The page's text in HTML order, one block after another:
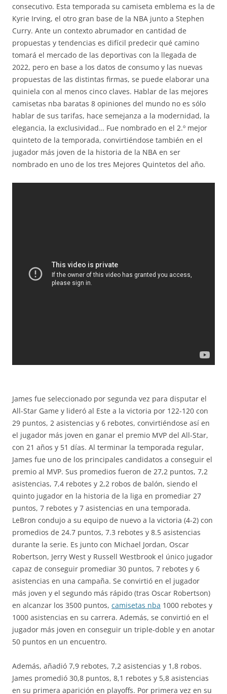
consecutivo. Esta temporada su camiseta emblema es la de
Kyrie Irving, el otro gran base de la NBA junto a Stephen
Curry. Ante un contexto abrumador en cantidad de
propuestas y tendencias es difícil predecir qué camino
tomará el mercado de las deportivas con la llegada de
2022, pero en base a los datos de consumo y las nuevas
propuestas de las distintas firmas, se puede elaborar una
quiniela con al menos cinco claves. Hablar de las mejores
camisetas nba baratas 8 opiniones del mundo no es sólo
hablar de sus tarifas, hace semejanza a la modernidad, la
elegancia, la exclusividad… Fue nombrado en el 2.º mejor
quinteto de la temporada, convirtiéndose también en el
jugador más joven de la historia de la NBA en ser
nombrado en uno de los tres Mejores Quintetos del año.
James fue seleccionado por segunda vez para disputar el
All-Star Game y lideró al Este a la victoria por 122-120 con
29 puntos, 2 asistencias y 6 rebotes, convirtiéndose así en
el jugador más joven en ganar el premio MVP del All-Star,
con 21 años y 51 días. Al terminar la temporada regular,
James fue uno de los principales candidatos a conseguir el
premio al MVP. Sus promedios fueron de 27,2 puntos, 7,2
asistencias, 7,4 rebotes y 2,2 robos de balón, siendo el
quinto jugador en la historia de la liga en promediar 27
puntos, 7 rebotes y 7 asistencias en una temporada.
LeBron condujo a su equipo de nuevo a la victoria (4-2) con
promedios de 24.7 puntos, 7.3 rebotes y 8.5 asistencias
durante la serie. Es junto con Michael Jordan, Oscar
Robertson, Jerry West y Russell Westbrook el único jugador
capaz de conseguir promediar 30 puntos, 7 rebotes y 6
asistencias en una campaña. Se convirtió en el jugador
más joven y el segundo más rápido (tras Oscar Robertson)
en alcanzar los 3500 puntos, camisetas nba 1000 rebotes y
1000 asistencias en su carrera. Además, se convirtió en el
jugador más joven en conseguir un triple-doble y en anotar
50 puntos en un encuentro.
Además, añadió 7,9 rebotes, 7,2 asistencias y 1,8 robos.
James promedió 30,8 puntos, 8,1 rebotes y 5,8 asistencias
en su primera aparición en playoffs. Por primera vez en su